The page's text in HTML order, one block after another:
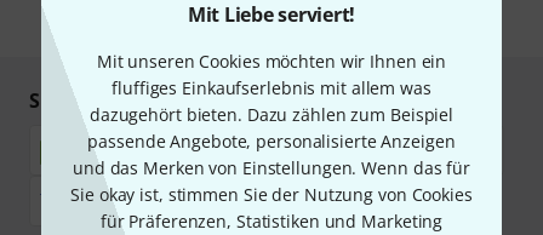
Mit Liebe serviert!
Mit unseren Cookies möchten wir Ihnen ein
fluffiges Einkaufserlebnis mit allem was
dazugehört bieten. Dazu zählen zum Beispiel
passende Angebote, personalisierte Anzeigen
und das Merken von Einstellungen. Wenn das für
Sie okay ist, stimmen Sie der Nutzung von Cookies
für Präferenzen, Statistiken und Marketing
* Pflichtfeld
Sicher einkaufen & bezahlen